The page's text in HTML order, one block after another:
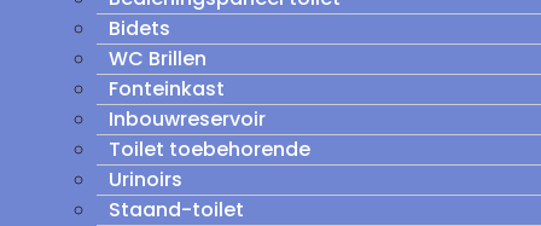
Bidets
WC Brillen
Fonteinkast
Inbouwreservoir
Toilet toebehorende
Urinoirs
Staand-toilet